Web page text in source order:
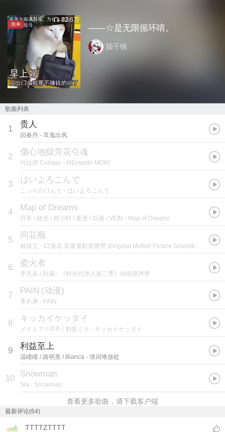
歌单
22.6万
——☆是无限循环唷。
陆千镜
歌曲列表
1 贵人
回春丹 - 耳鬼出风
2 傷心地獄芳花引魂
珂拉琪 Collage - MEmento·MORI
3 はいよろこんで
こっちのけんと - はいよろこんで
4 Map of Dreams
乔苓 / 陆光 / 程小时 / 夏斐 / 刘枭 / VEIN - Map of Dreams
5 同花顺
林倛玉 - 12蓮花 原著電影原聲帶 (Original Motion Picture Soundtrack)
6 盗火者
李天辰 / 刘枭 - 《时光代理人第二季》动画原声带
7 PAIN (动漫)
李长庚 - PAIN
8 キッカイケッタイ
メドミア / 可不 / 初音ミク - キッカイケッタイ
9 利益至上
温瞳瞳 / 路明熹 / Bianca - 填词堆放处
10 Snowman
Sia - Snowman
查看更多歌曲，请下载客户端
最新评论(64)
TTTTZTTTT